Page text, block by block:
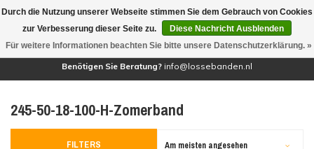
(0)
Benötigen Sie Beratung? info@lossebanden.nl
245-50-18-100-H-Zomerband
FILTERS Am meisten angesehen
Durch die Nutzung unserer Webseite stimmen Sie dem Gebrauch von Cookies
zur Verbesserung dieser Seite zu.
Diese Nachricht Ausblenden
Für weitere Informationen beachten Sie bitte unsere Datenschutzerklärung. »